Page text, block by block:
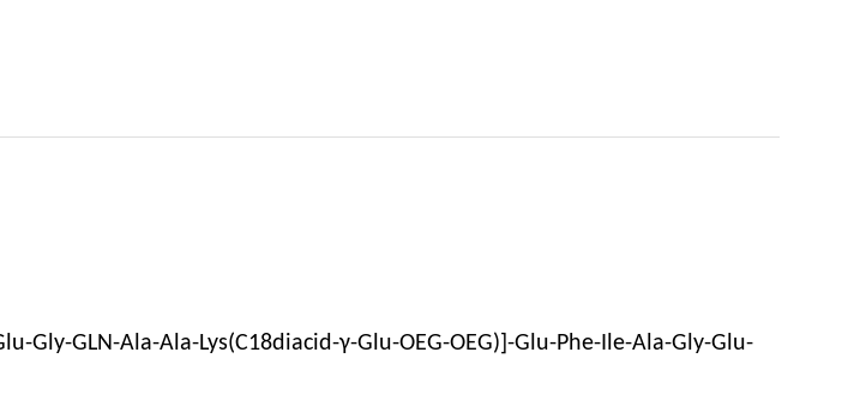
Gly-GLN-Ala-Ala-Lys(C18diacid-γ-Glu-OEG-OEG)]-Glu-Phe-Ile-Ala-Gly-Glu-